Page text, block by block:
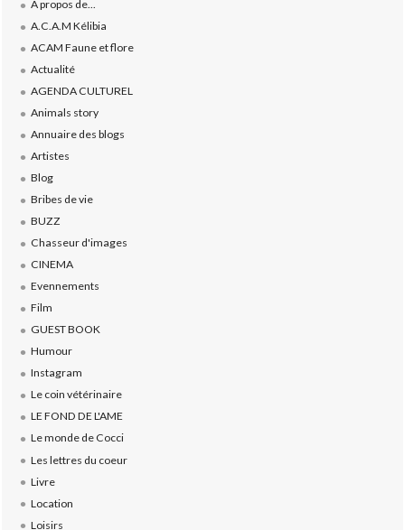
A propos de...
A.C.A.M Kélibia
ACAM Faune et flore
Actualité
AGENDA CULTUREL
Animals story
Annuaire des blogs
Artistes
Blog
Bribes de vie
BUZZ
Chasseur d'images
CINEMA
Evennements
Film
GUEST BOOK
Humour
Instagram
Le coin vétérinaire
LE FOND DE L'AME
Le monde de Cocci
Les lettres du coeur
Livre
Location
Loisirs